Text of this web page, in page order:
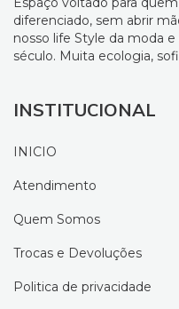
diferenciado, sem abrir
nosso life Style da moda
século. Muita ecologia,
INSTITUCIONAL
INICIO
Atendimento
Quem Somos
Trocas e Devoluções
Politica de privacidade